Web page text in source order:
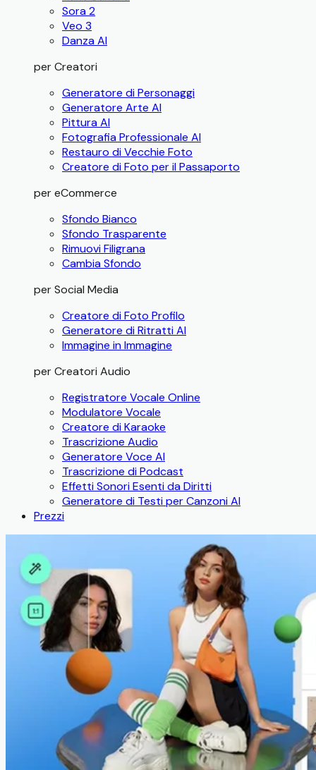
Sora 2
Veo 3
Danza AI
per Creatori
Generatore di Personaggi
Generatore Arte AI
Pittura AI
Fotografia Professionale AI
Restauro di Vecchie Foto
Creatore di Foto per il Passaporto
per eCommerce
Sfondo Bianco
Sfondo Trasparente
Rimuovi Filigrana
Cambia Sfondo
per Social Media
Creatore di Foto Profilo
Generatore di Ritratti AI
Immagine in Immagine
per Creatori Audio
Registratore Vocale Online
Modulatore Vocale
Creatore di Karaoke
Trascrizione Audio
Generatore Voce AI
Trascrizione di Podcast
Effetti Sonori Esenti da Diritti
Generatore di Testi per Canzoni AI
Prezzi